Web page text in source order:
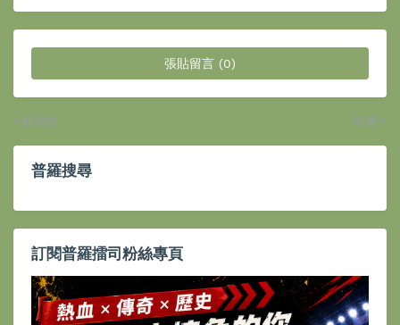
張貼留言 (0)
較新的 較舊
普羅搜尋
訂閱普羅擂司粉絲專頁